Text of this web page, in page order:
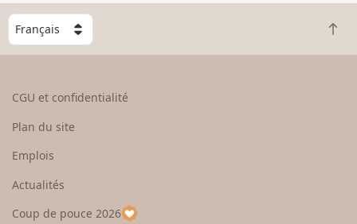
C
h
o
e
u
R
e
CGU et confidentialité
Plan du site
Emplois
Actualités
Coup de pouce 2026